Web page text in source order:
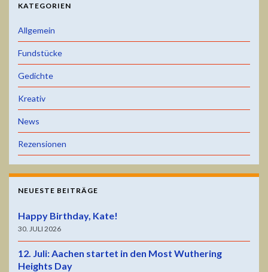
KATEGORIEN
Allgemein
Fundstücke
Gedichte
Kreativ
News
Rezensionen
NEUESTE BEITRÄGE
Happy Birthday, Kate!
30. JULI 2026
12. Juli: Aachen startet in den Most Wuthering
Heights Day